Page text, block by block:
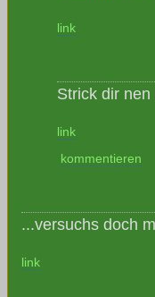
link
Strick dir
link
kommentieren
...versuchs doch
link